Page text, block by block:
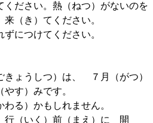
ください。熱（ねつ）がないのを
（き）てください。
ずにつけてください。
ょうしつ）は、 ７月（がつ）
す）みです。
る）かもしれません。
（いく）前（まえ）に 開